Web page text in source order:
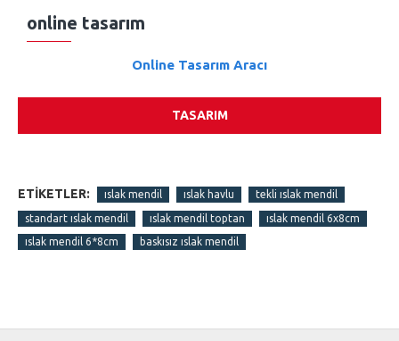
online tasarım
Online Tasarım Aracı
TASARIM
ETIKETLER: ıslak mendil ıslak havlu tekli ıslak mendil
standart ıslak mendil ıslak mendil toptan
ıslak mendil 6x8cm
ıslak mendil 6*8cm
baskısız ıslak mendil